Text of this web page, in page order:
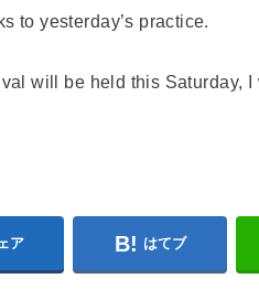
to yesterday’s practice.
will be held this Saturday,
ア はてブ